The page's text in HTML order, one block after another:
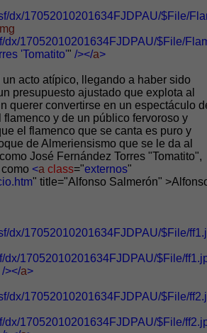
dx/17052010201634FJDPAU/$File/
17052010201634FJDPAU/$File/
'Tomatito'" /></a>
acto atípico, llegando a haber sido
presupuesto ajustado que explota al
querer convertirse en un espectáculo
y de un público fervoroso y
el flamenco que se canta es puro y
de Almeriensismo que se le da al
José Fernández Torres "Tomatito",
<a class="externos"
" title="Alfonso Salmerón"
dx/17052010201634FJDPAU/$File/
17052010201634FJDPAU/$File/
/></a>
dx/17052010201634FJDPAU/$File/
17052010201634FJDPAU/$File/